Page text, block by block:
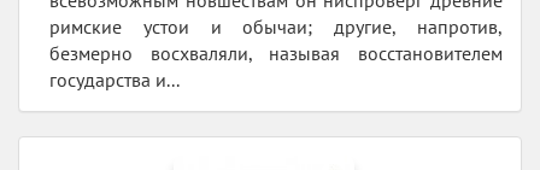
римские устои и обычаи; другие, напротив,
безмерно восхваляли, называя восстановителем
государства и...